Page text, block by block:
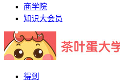
商学院
知识大会员
得到